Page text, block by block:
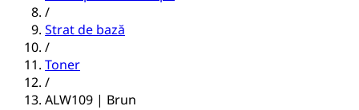
/
Strat de bază
/
Toner
/
ALW109 | Brun